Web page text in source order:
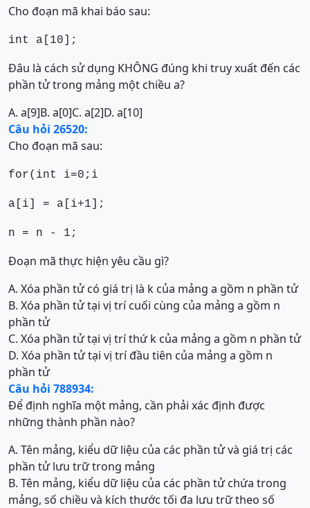
Cho đoạn mã khai báo sau:
int a[10];
Đâu là cách sử dụng KHÔNG đúng khi truy xuất đến các
phần tử trong mảng một chiều a?
A. a[9]B. a[0]C. a[2]D. a[10]
Câu hỏi 26520:
Cho đoạn mã sau:
for(int i=0;i
a[i] = a[i+1];
n = n - 1;
Đoạn mã thực hiện yêu cầu gì?
A. Xóa phần tử có giá trị là k của mảng a gồm n phần tử
B. Xóa phần tử tại vị trí cuối cùng của mảng a gồm n
phần tử
C. Xóa phần tử tại vị trí thứ k của mảng a gồm n phần tử
D. Xóa phần tử tại vị trí đầu tiên của mảng a gồm n
phần tử
Câu hỏi 788934:
Để định nghĩa một mảng, cần phải xác định được
những thành phần nào?
A. Tên mảng, kiểu dữ liệu của các phần tử và giá trị các
phần tử lưu trữ trong mảng
B. Tên mảng, kiểu dữ liệu của các phần tử chứa trong
mảng, số chiều và kích thước tối đa lưu trữ theo số